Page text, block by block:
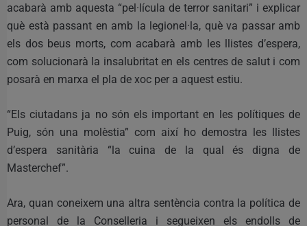
acabarà amb aquesta “pel·lícula de terror sanitari” i explicar
què està passant en amb la legionel·la, què va passar amb
els dos beus morts, com acabarà amb les llistes d’espera,
com solucionarà la insalubritat en els centres de salut i com
posarà en marxa el pla de xoc per a aquest estiu.
“Els ciutadans ja no són els important en les polítiques de
Puig, són una molèstia” com així ho demostra les llistes
d’espera sanitària “la cuina de la qual és digna de
Masterchef”.
Ara, quan coneixem una altra sentència contra la política de
personal de la Conselleria i segueixen els endolls de